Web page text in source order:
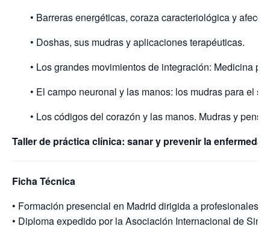
• Barreras energéticas, coraza caracteriológica y
• Doshas, sus mudras y aplicaciones terapéuticas.
• Los grandes movimientos de integración: Medicina
• El campo neuronal y las manos: los mudras para el
• Los códigos del corazón y las manos. Mudras y
Taller de práctica clínica: sanar y prevenir la
Ficha Técnica
• Formación presencial en Madrid dirigida a profesionales
• Diploma expedido por la Asociación Internacional de